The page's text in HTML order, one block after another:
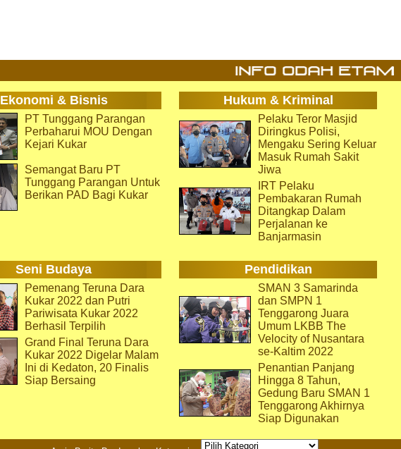
Ekonomi & Bisnis Hukum & Kriminal
PT Tunggang Parangan
Perbaharui MOU Dengan
Kejari Kukar
Semangat Baru PT
Tunggang Parangan Untuk
Berikan PAD Bagi Kukar
Pelaku Teror Masjid
Diringkus Polisi,
Mengaku Sering Keluar
Masuk Rumah Sakit
Jiwa
IRT Pelaku
Pembakaran Rumah
Ditangkap Dalam
Perjalanan ke
Banjarmasin
Seni Budaya Pendidikan
Pemenang Teruna Dara
Kukar 2022 dan Putri
Pariwisata Kukar 2022
Berhasil Terpilih
Grand Final Teruna Dara
Kukar 2022 Digelar Malam
Ini di Kedaton, 20 Finalis
Siap Bersaing
SMAN 3 Samarinda
dan SMPN 1
Tenggarong Juara
Umum LKBB The
Velocity of Nusantara
se-Kaltim 2022
Penantian Panjang
Hingga 8 Tahun,
Gedung Baru SMAN 1
Tenggarong Akhirnya
Siap Digunakan